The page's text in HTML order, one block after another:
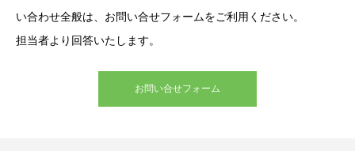
い合わせ全般は、お問い合せフォームをご利用ください。
担当者より回答いたします。
お問い合せフォーム